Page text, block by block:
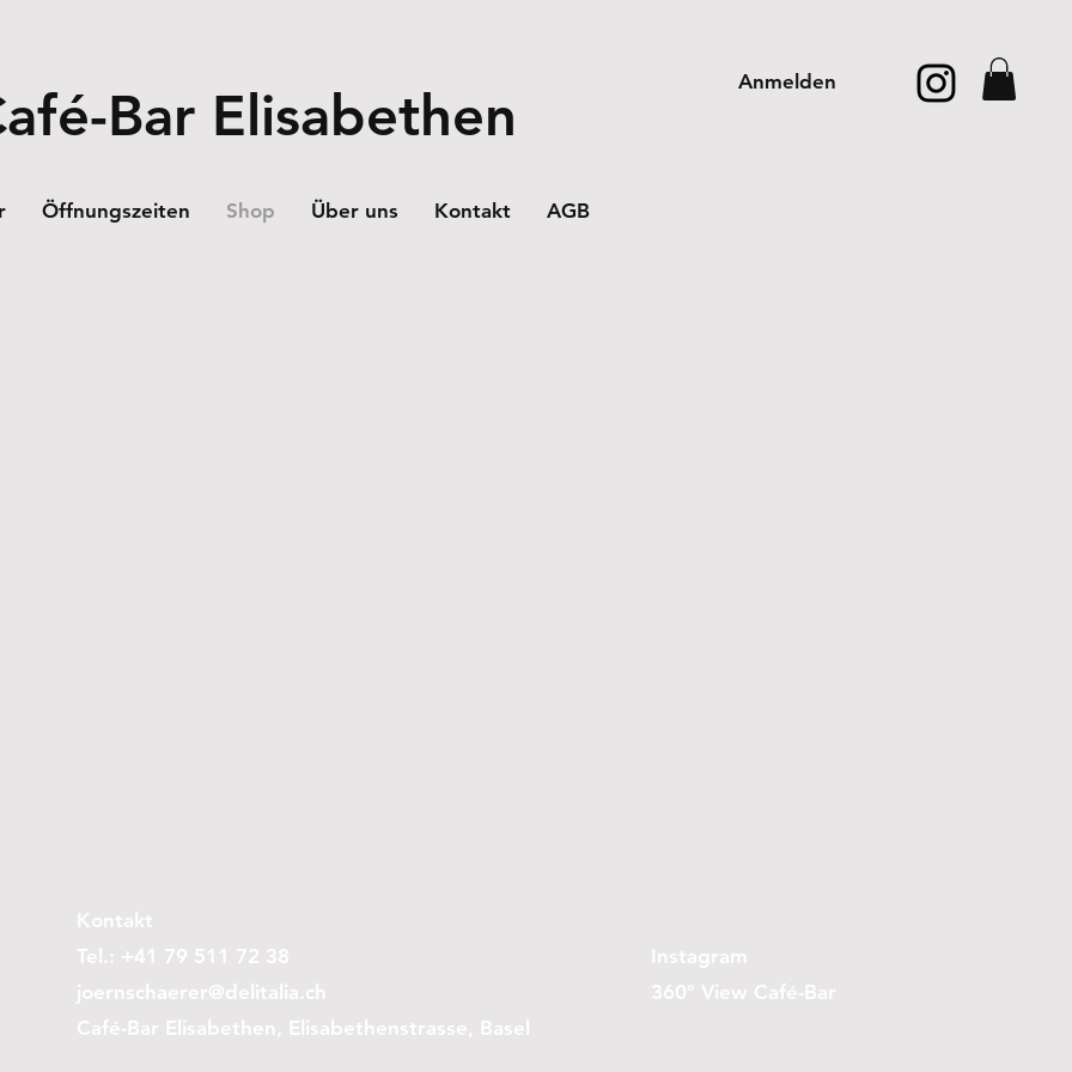
Anmelden
Bar Elisabethen
Öffnungszeiten Shop Über uns Kontakt AGB
Kontakt
Tel.: +41 79 511 72 38
joernschaerer@delitalia.ch
Café-Bar Elisabethen, Elisabethenstrasse, Basel
Instagram
360° View Café-Bar